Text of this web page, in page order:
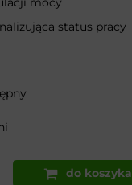
status pracy
do koszyka